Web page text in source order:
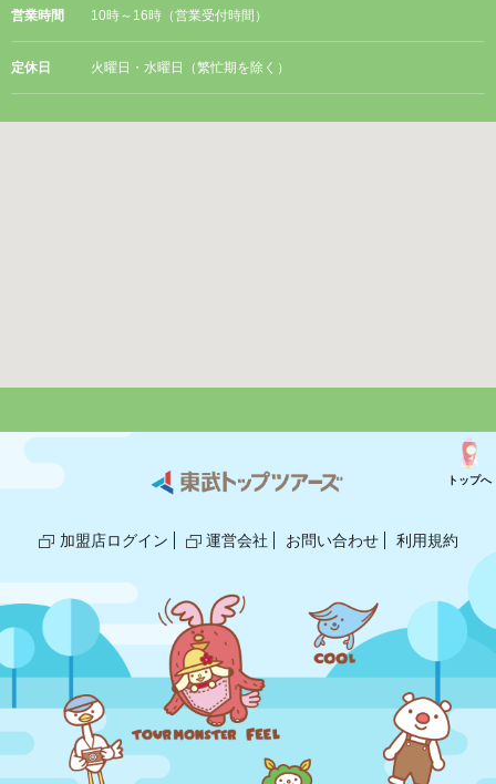
営業時間 10時～16時（営業受付時間）
定休日 火曜日・水曜日（繁忙期を除く）
加盟店ログイン 運営会社 お問い合わせ 利用規約
トップへ